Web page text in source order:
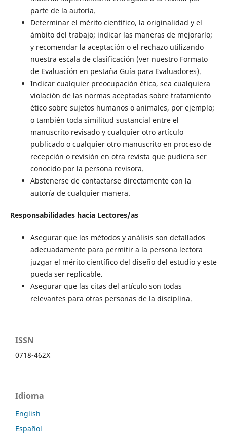
parte de la autoría.
Determinar el mérito científico, la originalidad y el
ámbito del trabajo; indicar las maneras de mejorarlo;
y recomendar la aceptación o el rechazo utilizando
nuestra escala de clasificación (ver nuestro Formato
de Evaluación en pestaña Guía para Evaluadores).
Indicar cualquier preocupación ética, sea cualquiera
violación de las normas aceptadas sobre tratamiento
ético sobre sujetos humanos o animales, por ejemplo;
o también toda similitud sustancial entre el
manuscrito revisado y cualquier otro artículo
publicado o cualquier otro manuscrito en proceso de
recepción o revisión en otra revista que pudiera ser
conocido por la persona revisora.
Abstenerse de contactarse directamente con la
autoría de cualquier manera.
Responsabilidades hacia Lectores/as
Asegurar que los métodos y análisis son detallados
adecuadamente para permitir a la persona lectora
juzgar el mérito científico del diseño del estudio y este
pueda ser replicable.
Asegurar que las citas del artículo son todas
relevantes para otras personas de la disciplina.
ISSN
0718-462X
Idioma
English
Español